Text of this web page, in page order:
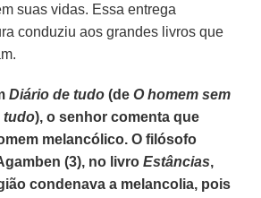
suas vidas. Essa entrega
conduziu aos grandes livros que
Diário de tudo (deO homem sem
tudo), o senhor comenta que
melancólico. O filósofo
(3), no livroEstâncias,
condenava a melancolia, pois